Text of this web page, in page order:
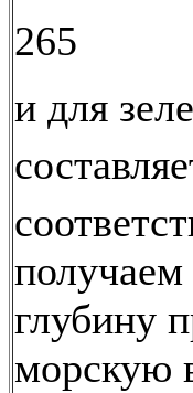
265
и для
глубину
морскую